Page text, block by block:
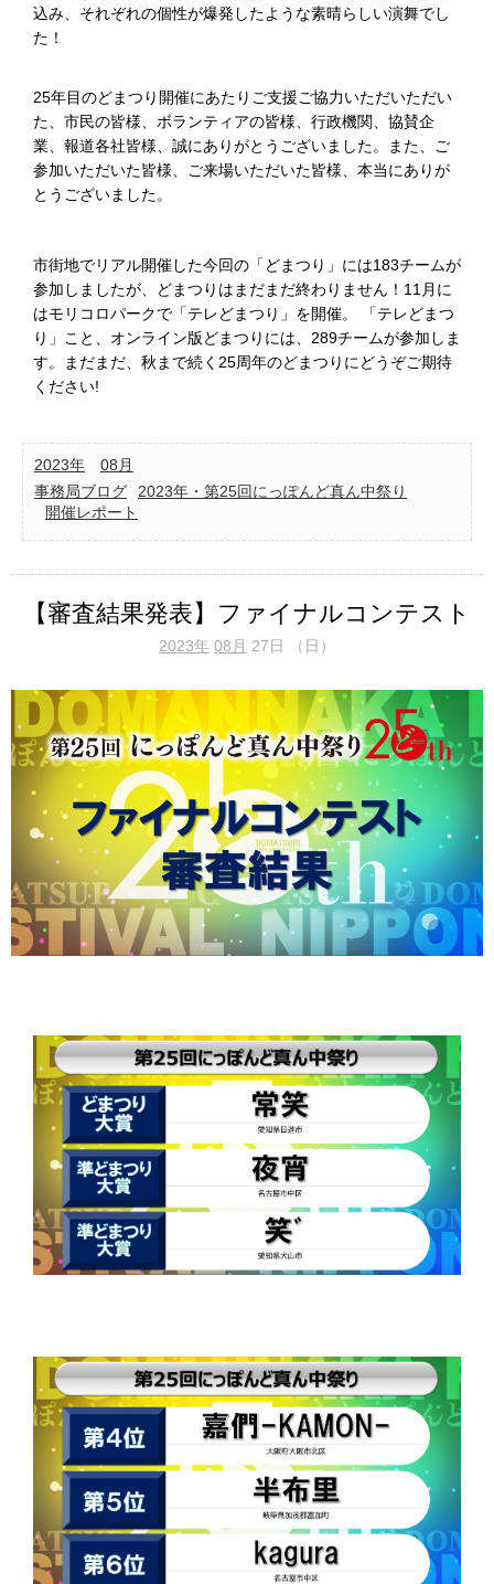
込み、それぞれの個性が爆発したような素晴らしい演舞でし
た！
25年目のどまつり開催にあたりご支援ご協力いただいただい
た、市民の皆様、ボランティアの皆様、行政機関、協賛企
業、報道各社皆様、誠にありがとうございました。また、ご
参加いただいた皆様、ご来場いただいた皆様、本当にありが
とうございました。
市街地でリアル開催した今回の「どまつり」には183チームが
参加しましたが、どまつりはまだまだ終わりません！11月に
はモリコロパークで「テレどまつり」を開催。 「テレどまつ
り」こと、オンライン版どまつりには、289チームが参加しま
す。まだまだ、秋まで続く25周年のどまつりにどうぞご期待
ください!
2023年
08月
事務局ブログ
2023年・第25回にっぽんど真ん中祭り
開催レポート
【審査結果発表】ファイナルコンテスト
2023年 08月 27日 （日）